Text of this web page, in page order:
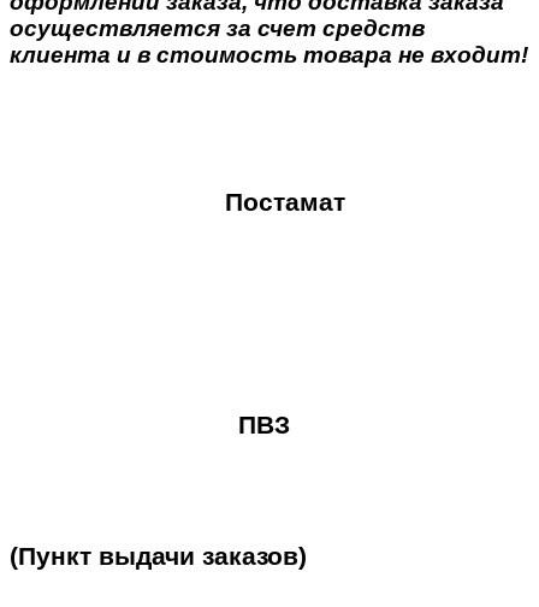
осуществляется за счет средств
клиента и в стоимость товара не входит!
Постамат
ПВЗ
(Пункт выдачи заказов)